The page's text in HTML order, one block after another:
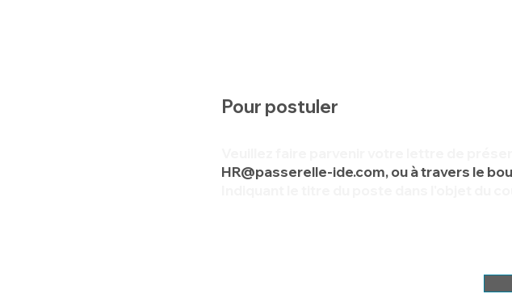
Pour postuler
HR@passerelle-ide.com, ou à travers le